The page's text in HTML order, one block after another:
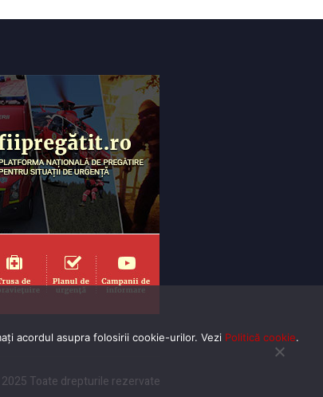
Toate drepturile rezervate
acordul asupra folosirii cookie-urilor. Vezi Politică cookie.